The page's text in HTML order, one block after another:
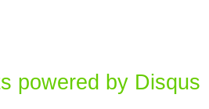
powered by Disqus